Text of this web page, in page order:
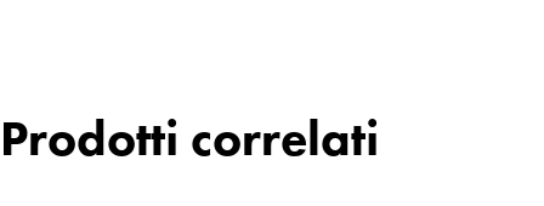
Prodotti correlati